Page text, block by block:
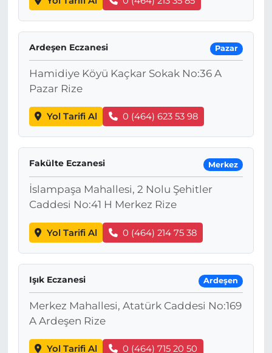
Ardeşen Eczanesi Pazar
Hamidiye Köyü Kaçkar Sokak No:36 A
Pazar Rize
Yol Tarifi Al 0 (464) 623 53 98
Fakülte Eczanesi Merkez
İslampaşa Mahallesi, 2 Nolu Şehitler
Caddesi No:41 H Merkez Rize
Yol Tarifi Al 0 (464) 214 75 38
Işık Eczanesi Ardeşen
Merkez Mahallesi, Atatürk Caddesi No:169
A Ardeşen Rize
Yol Tarifi Al 0 (464) 715 20 50